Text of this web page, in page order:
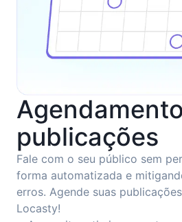
publicações
Fale com o seu público sem
forma automatizada e
erros. Agende suas
Locasty!